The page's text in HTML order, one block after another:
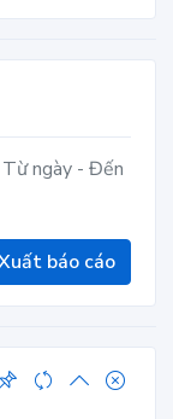
ngày - Đến
báo cáo